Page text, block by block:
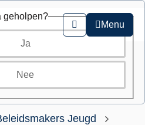
Zoeken
Menu
Jeugd
geholpen?
Ja
Nee